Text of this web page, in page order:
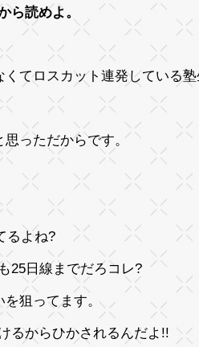
ら読めよ。
てロスカット連発している
っただからです。
よね?
線までだろコレ?
狙ってます。
らひかされるんだよ!!